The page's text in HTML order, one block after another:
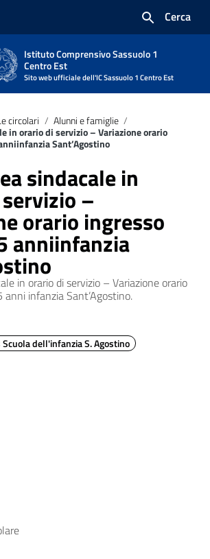
Cerca
navigazione
Istituto Comprensivo Sassuolo 1
Centro Est
Sito web ufficiale dell'IC Sassuolo 1 Centro Est
circolari / Alunni e famiglie /
in orario di servizio – Variazione orario
Sant’Agostino
sindacale in
–
orario ingresso
anniinfanzia
in orario di servizio – Variazione orario
anni infanzia Sant’Agostino.
dell'infanzia S. Agostino